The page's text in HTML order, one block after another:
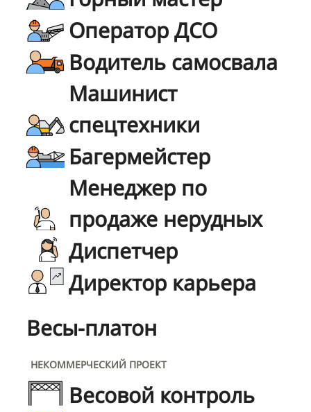
Оператор ДСО
Водитель самосвала
Машинист
спецтехники
Багермейстер
Менеджер по
продаже нерудных
Диспетчер
Директор карьера
Весы-платон
НЕКОММЕРЧЕСКИЙ ПРОЕКТ
Весовой контроль